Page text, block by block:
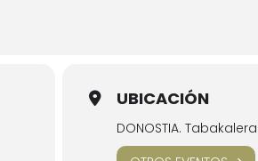
UBICACIÓN
DONOSTIA.